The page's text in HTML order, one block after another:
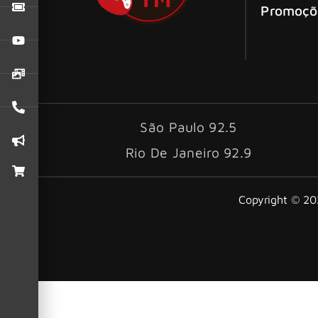
São Paulo 92.5
Rio De Janeiro 92.9
Copyright ©